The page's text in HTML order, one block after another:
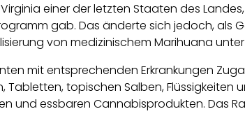
einer der letzten Staaten des
gab. Das änderte sich jedoch, als
von medizinischem Marihuana
mit entsprechenden Erkrankungen
Tabletten, topischen Salben, Flüssigkeiten
und essbaren Cannabisprodukten. Das